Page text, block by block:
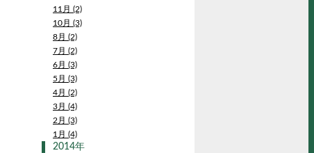
11月 (2)
10月 (3)
8月 (2)
7月 (2)
6月 (3)
5月 (3)
4月 (2)
3月 (4)
2月 (3)
1月 (4)
2014年